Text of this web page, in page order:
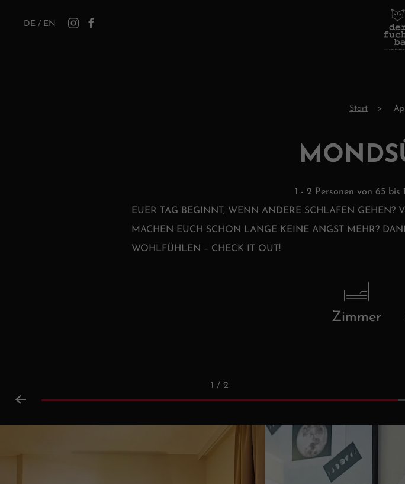
DE / EN
Start
1 - 2 Personen von 65
EUER TAG BEGINNT, WENN ANDERE SCHLAFEN
MACHEN EUCH SCHON LANGE KEINE ANGST MEHR?
WOHLFÜHLEN – CHECK IT OUT!
Zimmer
1 / 2